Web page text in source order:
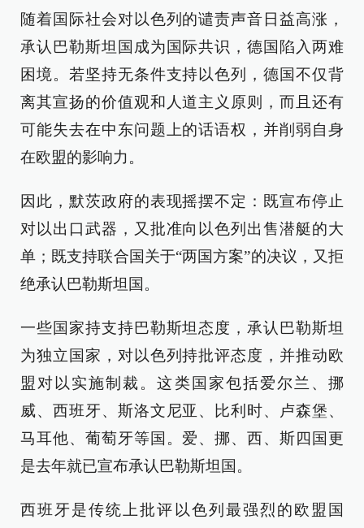
随着国际社会对以色列的谴责声音日益高涨，
承认巴勒斯坦国成为国际共识，德国陷入两难
困境。若坚持无条件支持以色列，德国不仅背
离其宣扬的价值观和人道主义原则，而且还有
可能失去在中东问题上的话语权，并削弱自身
在欧盟的影响力。
因此，默茨政府的表现摇摆不定：既宣布停止
对以出口武器，又批准向以色列出售潜艇的大
单；既支持联合国关于“两国方案”的决议，又拒
绝承认巴勒斯坦国。
一些国家持支持巴勒斯坦态度，承认巴勒斯坦
为独立国家，对以色列持批评态度，并推动欧
盟对以实施制裁。这类国家包括爱尔兰、挪
威、西班牙、斯洛文尼亚、比利时、卢森堡、
马耳他、葡萄牙等国。爱、挪、西、斯四国更
是去年就已宣布承认巴勒斯坦国。
西班牙是传统上批评以色列最强烈的欧盟国